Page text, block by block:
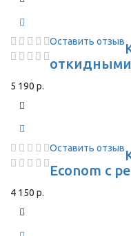
Оставить отзыв
откидными
5 190 р.
Оставить отзыв
Econom с
4 150 р.